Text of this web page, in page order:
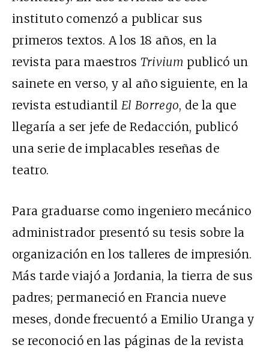
instituto comenzó a publicar sus
primeros textos. A los 18 años, en la
revista para maestros Trivium publicó un
sainete en verso, y al año siguiente, en la
revista estudiantil El Borrego, de la que
llegaría a ser jefe de Redacción, publicó
una serie de implacables reseñas de
teatro.
Para graduarse como ingeniero mecánico
administrador presentó su tesis sobre la
organización en los talleres de impresión.
Más tarde viajó a Jordania, la tierra de sus
padres; permaneció en Francia nueve
meses, donde frecuentó a Emilio Uranga y
se reconoció en las páginas de la revista